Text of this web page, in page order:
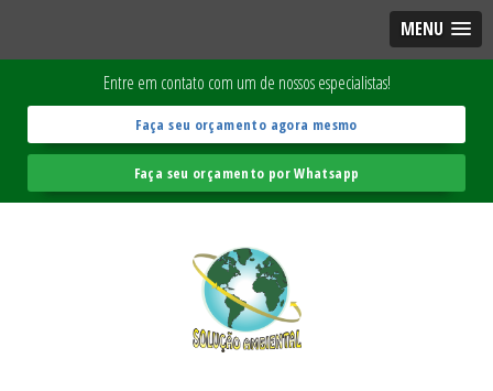
MENU
Entre em contato com um de nossos especialistas!
Faça seu orçamento agora mesmo
Faça seu orçamento por Whatsapp